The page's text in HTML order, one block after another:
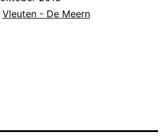
Vleuten - De Meern